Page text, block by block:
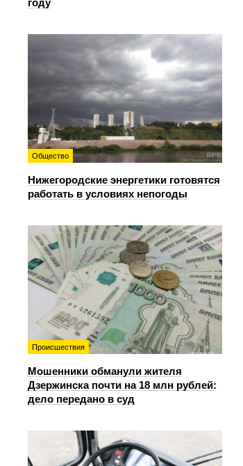
году
Общество
Нижегородские энергетики готовятся
работать в условиях непогоды
Происшествия
Мошенники обманули жителя
Дзержинска почти на 18 млн рублей:
дело передано в суд